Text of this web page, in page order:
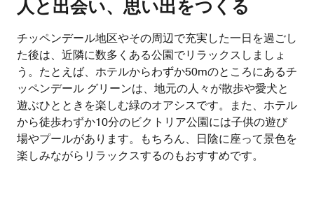
人と出会い、思い出をつくる
チッペンデール地区やその周辺で充実した一日を過ごし
た後は、近隣に数多くある公園でリラックスしましょ
う。たとえば、ホテルからわずか50mのところにあるチ
ッペンデール グリーンは、地元の人々が散歩や愛犬と
遊ぶひとときを楽しむ緑のオアシスです。また、ホテル
から徒歩わずか10分のビクトリア公園には子供の遊び
場やプールがあります。もちろん、日陰に座って景色を
楽しみながらリラックスするのもおすすめです。